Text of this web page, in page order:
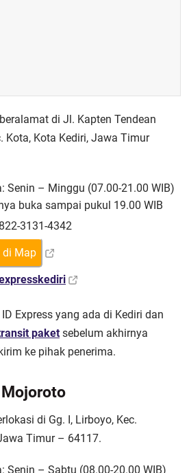
di Jl. Kapten Tendean
Kota, Kota Kediri, Jawa Timur
Senin – Minggu (07.00-21.00 WIB)
buka sampai pukul 19.00 WIB
3131-4342
di Map
Express yang ada di Kediri dan
paket sebelum akhirnya
ke pihak penerima.
di Gg. I, Lirboyo, Kec.
Timur – 64117.
Senin – Sabtu (08.00-20.00 WIB)